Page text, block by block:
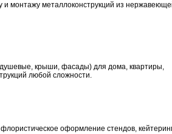
и монтажу металлоконструкций из
душевые, крыши, фасады) для дома, квартиры,
любой сложности.
оформление стендов,